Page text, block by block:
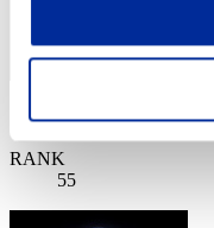
スコア: -
RANK
55